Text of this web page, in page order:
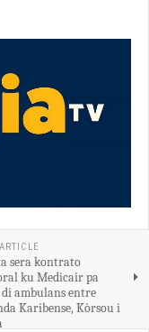
sera kontrato
ku Medicair pa
ambulans entre
Karibense, Kòrsou i